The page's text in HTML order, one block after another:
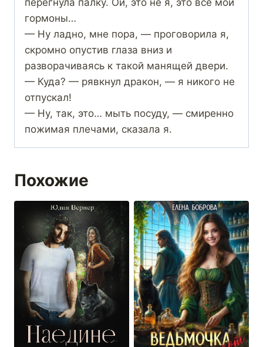
перегнула палку. Ой, это не я, это все мои
гормоны…
— Ну ладно, мне пора, — проговорила я,
скромно опустив глаза вниз и
разворачиваясь к такой манящей двери.
— Куда? — рявкнул дракон, — я никого не
отпускал!
— Ну, так, это… мыть посуду, — смиренно
пожимая плечами, сказала я.
Похожие